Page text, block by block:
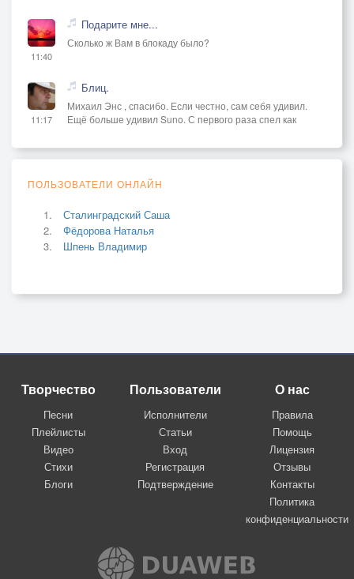
11:40
Подарите мне...
Сколько ж Вам в блокаду было?
11:17
Блиц.
Михаил Энс , спасибо. Если честно, сам себя удивил.
Ещё больше удивил Suno. С первого раза спел как
ПОЛЬЗОВАТЕЛИ ОНЛАЙН
Сталинградский Саша
Фёдорова Наталья
Шпень Владимир
Творчество
Песни
Плейлисты
Видео
Стихи
Блоги
Пользователи
Исполнители
Статьи
Вход
Регистрация
Подтверждение
О нас
Правила
Помощь
Лицензия
Отзывы
Контакты
Политика
конфиденциальности